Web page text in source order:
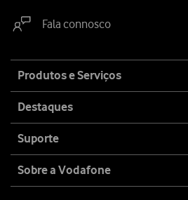
Fala connosco
map
Produtos e Serviços
Destaques
Suporte
Sobre a Vodafone